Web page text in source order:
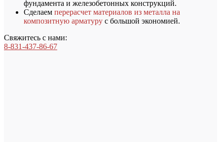
фундамента и железобетонных конструкций.
Сделаем перерасчет материалов из металла на
композитную арматуру с большой экономией.
Свяжитесь с нами:
8-831-437-86-67